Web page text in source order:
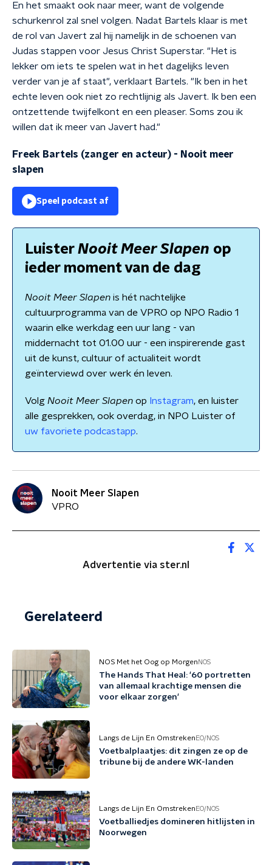
En het smaakt ook naar meer, want de volgende
schurkenrol zal snel volgen. Nadat Bartels klaar is met
de rol van Javert zal hij namelijk in de schoenen van
Judas stappen voor Jesus Christ Superstar. "Het is
lekker om iets te spelen wat in het dagelijks leven
verder van je af staat", verklaart Bartels. "Ik ben in het
echte leven ook niet zo rechtlijnig als Javert. Ik ben een
ontzettende twijfelkont en een pleaser. Soms zou ik
willen dat ik meer van Javert had."
Freek Bartels (zanger en acteur) - Nooit meer
slapen
Speel podcast af
Luister Nooit Meer Slapen op
ieder moment van de dag
Nooit Meer Slapen is hét nachtelijke
cultuurprogramma van de VPRO op NPO Radio 1
waarin elke werkdag een uur lang - van
middernacht tot 01.00 uur - een inspirerende gast
uit de kunst, cultuur of actualiteit wordt
geïnterviewd over werk én leven.
Volg Nooit Meer Slapen op Instagram, en luister
alle gesprekken, ook overdag, in NPO Luister of
uw favoriete podcastapp.
Nooit Meer Slapen
VPRO
Advertentie via ster.nl
Gerelateerd
NOS Met het Oog op Morgen NOS
The Hands That Heal: '60 portretten
van allemaal krachtige mensen die
voor elkaar zorgen'
Langs de Lijn En Omstreken EO/NOS
Voetbalplaatjes: dit zingen ze op de
tribune bij de andere WK-landen
Langs de Lijn En Omstreken EO/NOS
Voetballiedjes domineren hitlijsten in
Noorwegen